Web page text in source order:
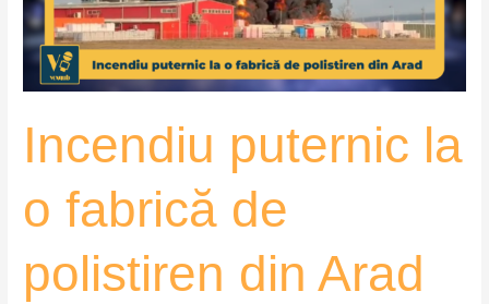
Incendiu puternic la
o fabrică de
polistiren din Arad
polistiren
din
Arad
VoxQub